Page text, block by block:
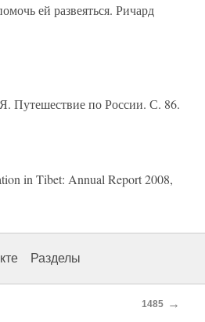
ей развеяться. Ричард
Путешествие по России. С. 86.
in Tibet: Annual Report 2008,
Разделы
1485 →